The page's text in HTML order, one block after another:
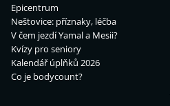
Epicentrum
Neštovice: příznaky, léčba
V čem jezdí Yamal a Mesii?
Kvízy pro seniory
Kalendář úplňků 2026
Co je bodycount?